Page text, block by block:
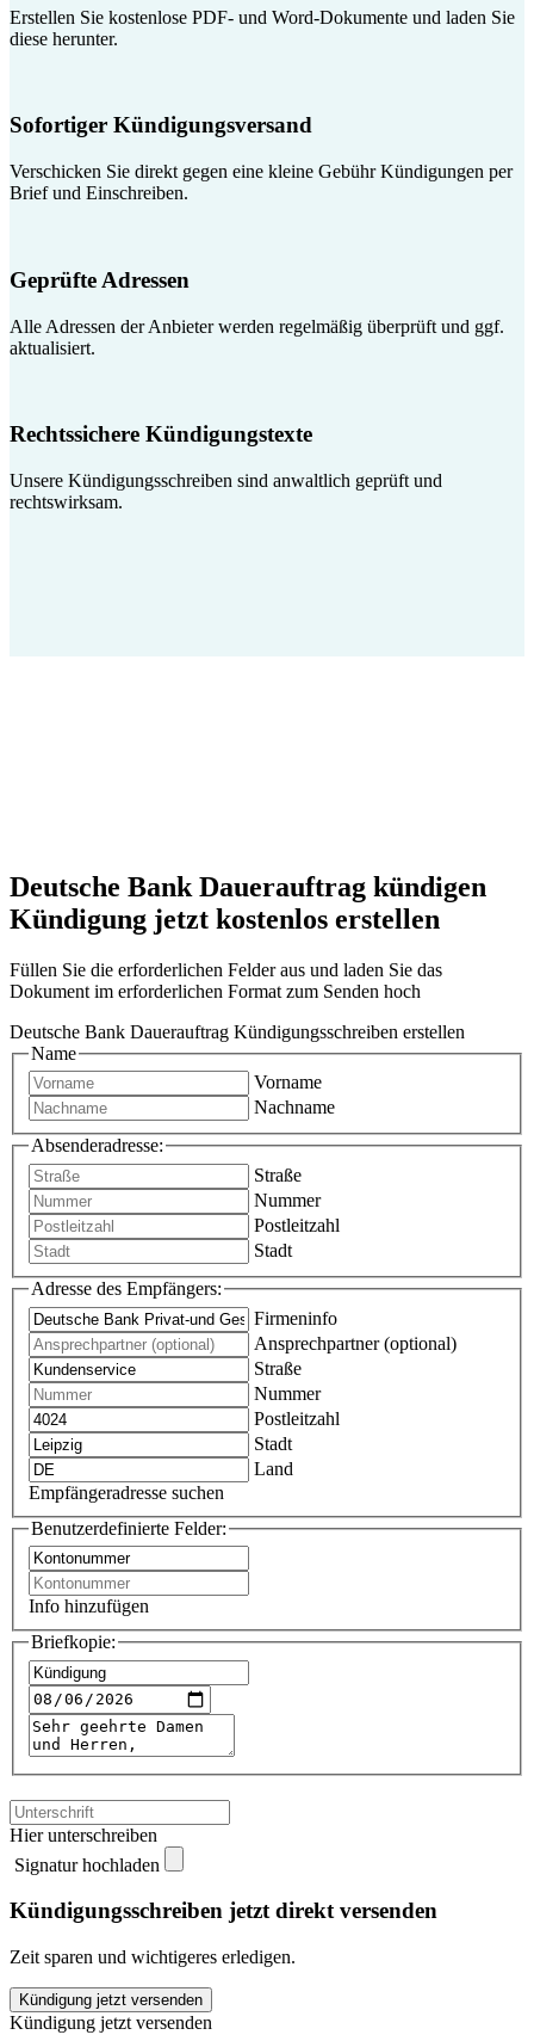
Erstellen Sie kostenlose PDF- und Word-Dokumente und laden Sie
diese herunter.
Sofortiger Kündigungsversand
Verschicken Sie direkt gegen eine kleine Gebühr Kündigungen per
Brief und Einschreiben.
Geprüfte Adressen
Alle Adressen der Anbieter werden regelmäßig überprüft und ggf.
aktualisiert.
Rechtssichere Kündigungstexte
Unsere Kündigungsschreiben sind anwaltlich geprüft und
rechtswirksam.
Deutsche Bank Dauerauftrag kündigen
Kündigung jetzt kostenlos erstellen
Füllen Sie die erforderlichen Felder aus und laden Sie das
Dokument im erforderlichen Format zum Senden hoch
Deutsche Bank Dauerauftrag Kündigungsschreiben erstellen
Name
Vorname
Nachname
Absenderadresse:
Straße
Nummer
Postleitzahl
Stadt
Adresse des Empfängers:
Firmeninfo
Ansprechpartner (optional)
Straße
Nummer
Postleitzahl
Stadt
Land
Empfängeradresse suchen
Benutzerdefinierte Felder:
Info hinzufügen
Briefkopie:
Hier unterschreiben
Signatur hochladen
Kündigungsschreiben jetzt direkt versenden
Zeit sparen und wichtigeres erledigen.
Deutsche
Bank
Kündigung jetzt versenden
Kündigung jetzt versenden